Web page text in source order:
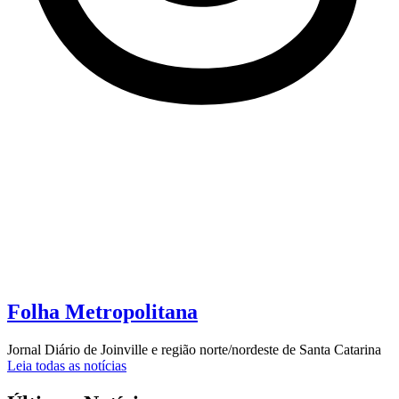
Folha Metropolitana
Jornal Diário de Joinville e região norte/nordeste de Santa Catarina
Leia todas as notícias